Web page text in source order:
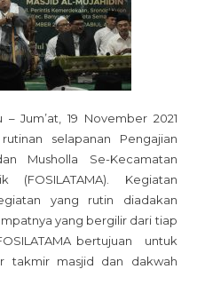
Jum’at, 19 November 2021
selapanan Pengajian
Musholla Se-Kecamatan
(FOSILATAMA). Kegiatan
yang rutin diadakan
yang bergilir dari tiap
bertujuan untuk
takmir masjid dan dakwah